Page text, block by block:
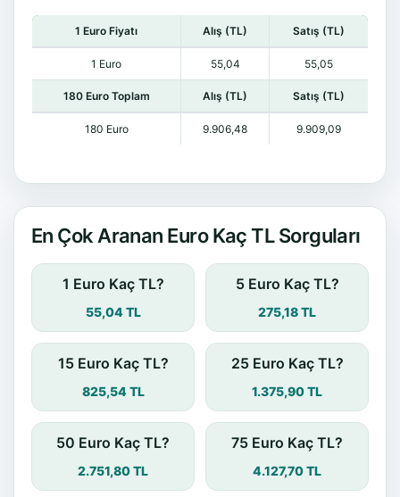
1 Euro Fiyatı Alış (TL) Satış (TL)
1 Euro 55,04 55,05
180 Euro Toplam Alış (TL) Satış (TL)
180 Euro 9.906,48 9.909,09
En Çok Aranan Euro Kaç TL Sorguları
1 Euro Kaç TL?
55,04 TL
5 Euro Kaç TL?
275,18 TL
15 Euro Kaç TL?
825,54 TL
25 Euro Kaç TL?
1.375,90 TL
50 Euro Kaç TL?
2.751,80 TL
75 Euro Kaç TL?
4.127,70 TL